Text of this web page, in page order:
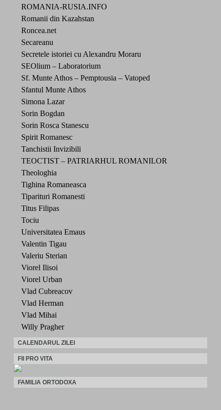
ROMANIA-RUSIA.INFO
Romanii din Kazahstan
Roncea.net
Secareanu
Secretele istoriei cu Alexandru Moraru
SEOlium – Laboratorium
Sf. Munte Athos – Pemptousia – Vatoped
Sfantul Munte Athos
Simona Lazar
Sorin Bogdan
Sorin Rosca Stanescu
Spirit Romanesc
Tanchistii Invizibili
TEOCTIST – PATRIARHUL ROMANILOR
Theologhia
Tighina Romaneasca
Tiparituri Romanesti
Titus Filipas
Tociu
Universitatea Emaus
Valentin Tigau
Valeriu Sterian
Viorel Ilisoi
Viorel Urban
Vlad Cubreacov
Vlad Herman
Vlad Mihai
Willy Pragher
CALENDARUL ZILEI
FII PRO VITA
FAMILIA ORTODOXA